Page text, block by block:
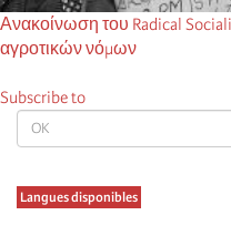
OK
Langues disponibles
Ανακοίνωση του Radical
αγροτικών νόμων
Subscribe to